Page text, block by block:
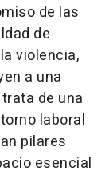
de las
de
violencia,
a una
de una
laboral
pilares
esencial